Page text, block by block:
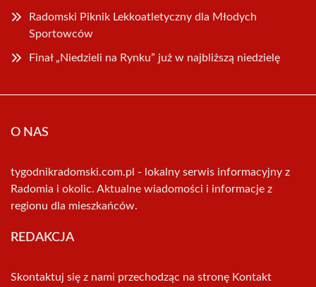
Radomski Piknik Lekkoatletyczny dla Młodych
Sportowców
Finał „Niedzieli na Rynku” już w najbliższą niedzielę
O NAS
tygodnikradomski.com.pl - lokalny serwis informacyjny z
Radomia i okolic. Aktualne wiadomości i informacje z
regionu dla mieszkańców.
REDAKCJA
Skontaktuj się z nami przechodząc na stronę Kontakt